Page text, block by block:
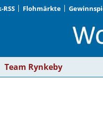
Flohmärkte
Team Rynkeby